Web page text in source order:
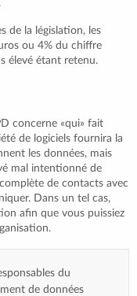
de la législation, les
ou 4% du chiffre
élevé étant retenu.
concerne «qui» fait
de logiciels fournira la
les données, mais
mal intentionné de
de contacts avec
Dans un tel cas,
afin que vous puissiez
du
de données